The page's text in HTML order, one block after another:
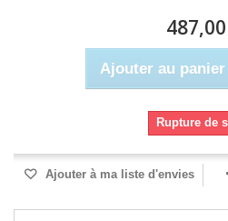
Ajouter au panier
Rupture de
Ajouter à ma liste d'envies